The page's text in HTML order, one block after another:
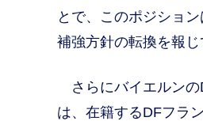
とで、このポジショ
補強方針の転換を報じ
さらにバイエルンの
は、在籍するDFフラ